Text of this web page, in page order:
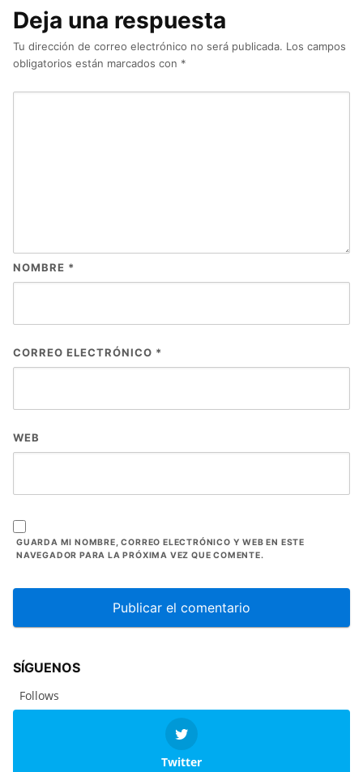
Deja una respuesta
Tu dirección de correo electrónico no será publicada. Los campos
obligatorios están marcados con *
NOMBRE *
CORREO ELECTRÓNICO *
WEB
GUARDA MI NOMBRE, CORREO ELECTRÓNICO Y WEB EN ESTE
NAVEGADOR PARA LA PRÓXIMA VEZ QUE COMENTE.
SÍGUENOS
Follows
Twitter